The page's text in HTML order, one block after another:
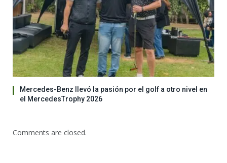
Mercedes-Benz llevó la pasión por el golf a otro nivel en
el MercedesTrophy 2026
Comments are closed.